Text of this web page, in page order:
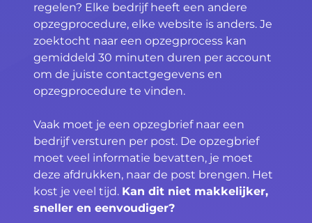
regelen? Elke bedrijf heeft een andere
opzegprocedure, elke website is anders. Je
zoektocht naar een opzegprocess kan
gemiddeld 30 minuten duren per account
om de juiste contactgegevens en
opzegprocedure te vinden.
Vaak moet je een opzegbrief naar een
bedrijf versturen per post. De opzegbrief
moet veel informatie bevatten, je moet
deze afdrukken, naar de post brengen. Het
kost je veel tijd. Kan dit niet makkelijker,
sneller en eenvoudiger?